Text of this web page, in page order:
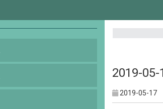
2019-
2019-05-17